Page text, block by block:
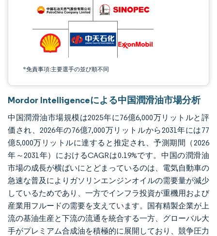
*免責事項:主要選手の並び順不同
Mordor Intelligenceによる中国潤滑油市場分析
中国潤滑油市場規模は2025年に76億6,000万リットルと評
価され、2026年の76億7,000万リットルから2031年には77
億5,000万リットルに達すると推定され、予測期間（2026
年～2031年）におけるCAGRは0.19%です。中国の潤滑油
市場の成長が横ばいにとどまっているのは、電気自動車の
急速な普及によりガソリンエンジンオイルの需要量が減少
しているためであり、一方でインフラ投資が重機用および
産業用フルードの需要を支えています。国有精製企業が上
流の基油生産と下流の流通を統合する一方、グローバル大
手がプレミアム合成油を積極的に展開しており、競争圧力